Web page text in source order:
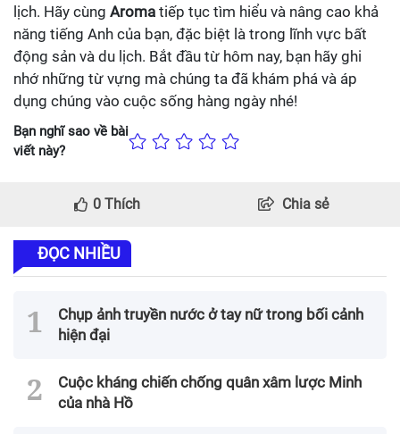
lịch. Hãy cùng Aroma tiếp tục tìm hiểu và nâng cao khả
năng tiếng Anh của bạn, đặc biệt là trong lĩnh vực bất
động sản và du lịch. Bắt đầu từ hôm nay, bạn hãy ghi
nhớ những từ vựng mà chúng ta đã khám phá và áp
dụng chúng vào cuộc sống hàng ngày nhé!
Bạn nghĩ sao về bài
viết này?
0 Thích Chia sẻ
ĐỌC NHIỀU
Chụp ảnh truyền nước ở tay nữ trong bối cảnh
hiện đại
Cuộc kháng chiến chống quân xâm lược Minh
của nhà Hồ